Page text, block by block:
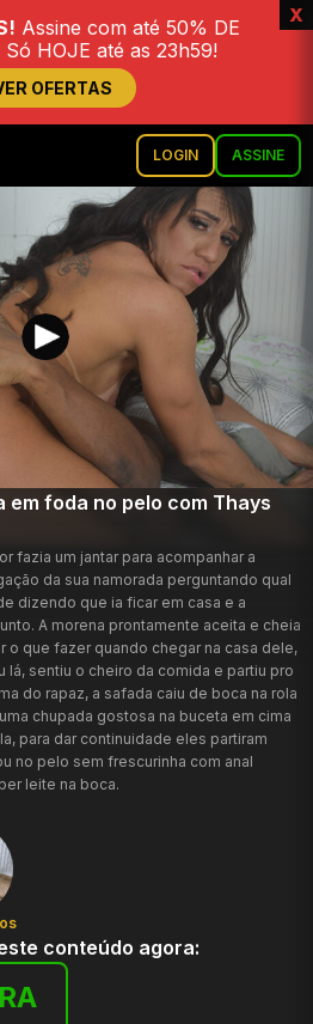
Assine com até 50% DE
Só HOJE até as 23h59!
OFERTAS
x
LOGIN ASSINE
foda no pelo com Thays
fazia um jantar para acompanhar a
da sua namorada perguntando qual
dizendo que ia ficar em casa e a
A morena prontamente aceita e cheia
o que fazer quando chegar na casa dele,
lá, sentiu o cheiro da comida e partiu pro
do rapaz, a safada caiu de boca na rola
chupada gostosa na buceta em cima
para dar continuidade eles partiram
no pelo sem frescurinha com anal
leite na boca.
conteúdo agora: